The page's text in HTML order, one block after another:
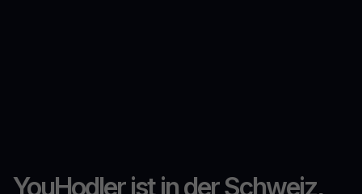
YouHodler ist in der Schweiz,